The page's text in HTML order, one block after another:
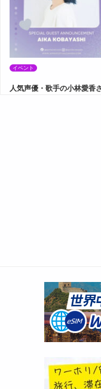
イベント
人気声優・歌手の小林愛香